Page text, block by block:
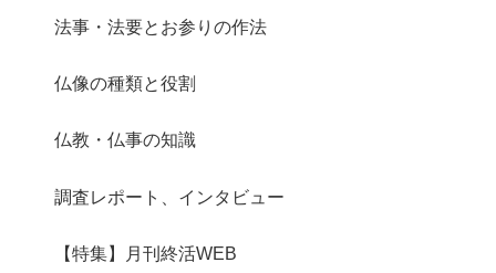
法事・法要とお参りの作法
仏像の種類と役割
仏教・仏事の知識
調査レポート、インタビュー
【特集】月刊終活WEB